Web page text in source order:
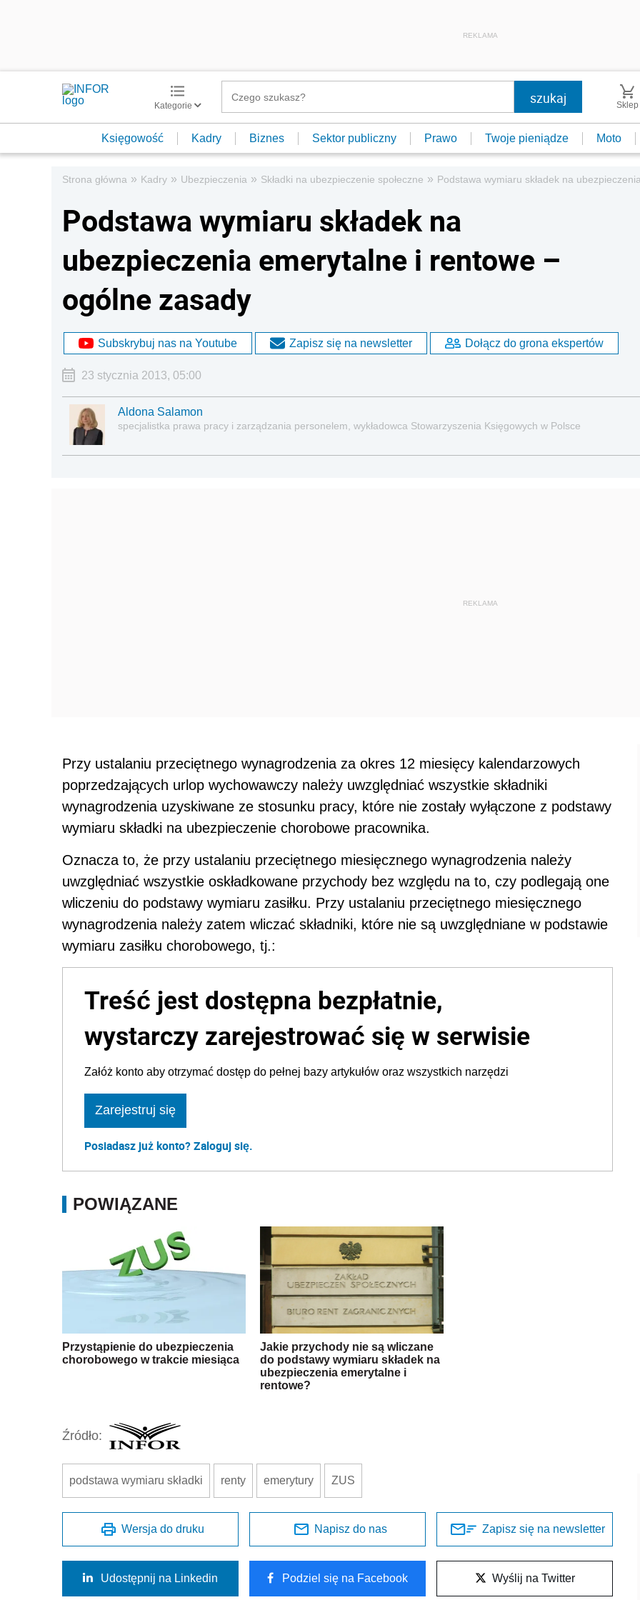
REKLAMA
Kategorie Sklep
Księgowość Kadry Biznes Sektor publiczny Prawo Twoje pieniądze Moto
Strona główna » Kadry » Ubezpieczenia » Składki na ubezpieczenie społeczne » Podstawa wymiaru składek na
Podstawa wymiaru składek na
ubezpieczenia emerytalne i rentowe –
ogólne zasady
Subskrybuj nas na Youtube Zapisz się na newsletter Dołącz do grona ekspertów
23 stycznia 2013, 05:00
Aldona Salamon
specjalistka prawa pracy i zarządzania personelem, wykładowca Stowarzyszenia Księgowych w Polsce
Przy ustalaniu przeciętnego wynagrodzenia za okres 12 miesięcy kalendarzowych
poprzedzających urlop wychowawczy należy uwzględniać wszystkie składniki
wynagrodzenia uzyskiwane ze stosunku pracy, które nie zostały wyłączone z podstawy
wymiaru składki na ubezpieczenie chorobowe pracownika.
Oznacza to, że przy ustalaniu przeciętnego miesięcznego wynagrodzenia należy
uwzględniać wszystkie oskładkowane przychody bez względu na to, czy podlegają one
wliczeniu do podstawy wymiaru zasiłku. Przy ustalaniu przeciętnego miesięcznego
wynagrodzenia należy zatem wliczać składniki, które nie są uwzględniane w podstawie
wymiaru zasiłku chorobowego, tj.:
Treść jest dostępna bezpłatnie,
wystarczy zarejestrować się w serwisie
Załóż konto aby otrzymać dostęp do pełnej bazy artykułów oraz wszystkich narzędzi
Zarejestruj się
Posiadasz już konto? Zaloguj się.
POWIĄZANE
Przystąpienie do ubezpieczenia
chorobowego w trakcie miesiąca
Jakie przychody nie są wliczane
do podstawy wymiaru składek na
ubezpieczenia emerytalne i
rentowe?
Źródło:
podstawa wymiaru składki renty emerytury ZUS
Wersja do druku Napisz do nas Zapisz się na newsletter
Udostępnij na Linkedin Podziel się na Facebook Wyślij na Twitter